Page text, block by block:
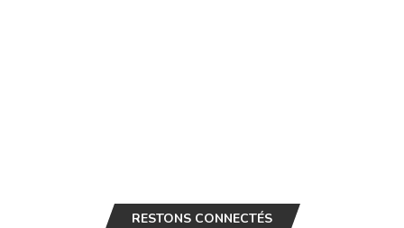
RESTONS CONNECTÉS